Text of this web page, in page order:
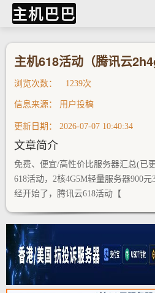
主机巴巴
主机618活动（腾讯云
浏览次数： 1239次
信息来源： 用户投稿
更新日期： 2026-07-07 10:40:34
文章简介
免费、便宜/高性价比服务器汇总(已
618活动，2核4G5M轻量服务器900
经开始了，腾讯云618活动【